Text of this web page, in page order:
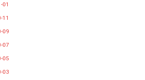
01
11
09
07
05
03